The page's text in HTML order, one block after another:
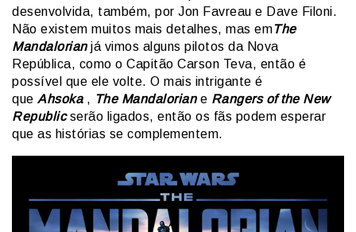
desenvolvida, também, por Jon Favreau e Dave Filoni.
Não existem muitos mais detalhes, mas emThe
Mandalorianjá vimos alguns pilotos da Nova
República, como o Capitão Carson Teva, então é
possível que ele volte. O mais intrigante é
que Ahsoka, The Mandaloriane Rangers of the New
Republicserão ligados, então os fãs podem esperar
que as histórias se complementem.